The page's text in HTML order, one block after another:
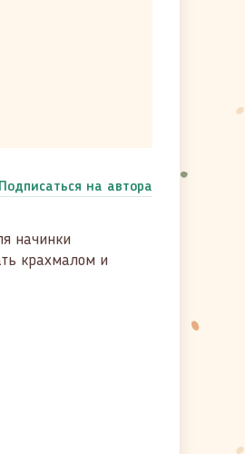
Подписаться на автора
начинки
крахмалом и